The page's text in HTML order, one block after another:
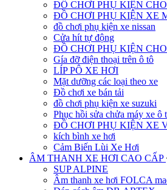
ĐỒ CHƠI PHỤ KIỆN
ĐỒ CHƠI PHỤ KIỆN XE
đồ chơi phụ kiện xe nissan
Cửa hít tự động
ĐỒ CHƠI PHỤ KIỆN
Gía đỡ điện thoại trên ô tô
LÍP PÔ XE HƠI
Mặt dưỡng các loại theo xe
Đồ chơi xe bán tải
đồ chơi phụ kiện xe suzuki
Phục hồi sửa chửa máy xe ô
ĐỒ CHƠI PHỤ KIỆN XE
kích bình xe hơi
Cảm Biến Lùi Xe Hơi
ÂM THANH XE HƠI CAO CẤP
SUP ALPINE
Âm thanh xe hơi FOLCA